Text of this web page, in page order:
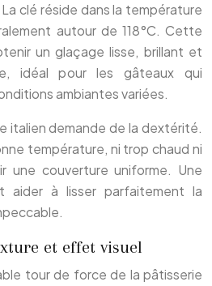
clé réside dans la température
autour de 118°C. Cette
un glaçage lisse, brillant et
idéal pour les gâteaux qui
ambiantes variées.
italien demande de la dextérité.
température, ni trop chaud ni
une couverture uniforme. Une
aider à lisser parfaitement la
et effet visuel
tour de force de la pâtisserie